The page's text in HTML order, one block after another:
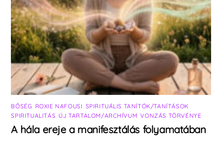
BŐSÉG ROXIE NAFOUSI SPIRITUÁLIS TANÍTÓK/TANÍTÁSOK
SPIRITUALITÁS ÚJ TARTALOM/ARCHÍVUM ,VONZÁS TÖRVÉNYE
A hála ereje a manifesztálás folyamatában